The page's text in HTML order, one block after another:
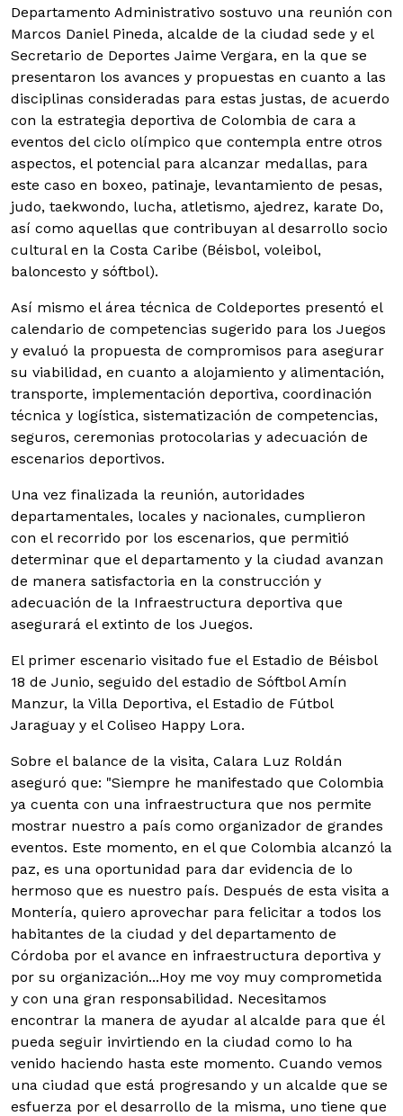
Departamento Administrativo sostuvo una reunión con
Marcos Daniel Pineda, alcalde de la ciudad sede y el
Secretario de Deportes Jaime Vergara, en la que se
presentaron los avances y propuestas en cuanto a las
disciplinas consideradas para estas justas, de acuerdo
con la estrategia deportiva de Colombia de cara a
eventos del ciclo olímpico que contempla entre otros
aspectos, el potencial para alcanzar medallas, para
este caso en boxeo, patinaje, levantamiento de pesas,
judo, taekwondo, lucha, atletismo, ajedrez, karate Do,
así como aquellas que contribuyan al desarrollo socio
cultural en la Costa Caribe (Béisbol, voleibol,
baloncesto y sóftbol).
Así mismo el área técnica de Coldeportes presentó el
calendario de competencias sugerido para los Juegos
y evaluó la propuesta de compromisos para asegurar
su viabilidad, en cuanto a alojamiento y alimentación,
transporte, implementación deportiva, coordinación
técnica y logística, sistematización de competencias,
seguros, ceremonias protocolarias y adecuación de
escenarios deportivos.
Una vez finalizada la reunión, autoridades
departamentales, locales y nacionales, cumplieron
con el recorrido por los escenarios, que permitió
determinar que el departamento y la ciudad avanzan
de manera satisfactoria en la construcción y
adecuación de la Infraestructura deportiva que
asegurará el extinto de los Juegos.
El primer escenario visitado fue el Estadio de Béisbol
18 de Junio, seguido del estadio de Sóftbol Amín
Manzur, la Villa Deportiva, el Estadio de Fútbol
Jaraguay y el Coliseo Happy Lora.
Sobre el balance de la visita, Calara Luz Roldán
aseguró que: "Siempre he manifestado que Colombia
ya cuenta con una infraestructura que nos permite
mostrar nuestro a país como organizador de grandes
eventos. Este momento, en el que Colombia alcanzó la
paz, es una oportunidad para dar evidencia de lo
hermoso que es nuestro país. Después de esta visita a
Montería, quiero aprovechar para felicitar a todos los
habitantes de la ciudad y del departamento de
Córdoba por el avance en infraestructura deportiva y
por su organización...Hoy me voy muy comprometida
y con una gran responsabilidad. Necesitamos
encontrar la manera de ayudar al alcalde para que él
pueda seguir invirtiendo en la ciudad como lo ha
venido haciendo hasta este momento. Cuando vemos
una ciudad que está progresando y un alcalde que se
esfuerza por el desarrollo de la misma, uno tiene que